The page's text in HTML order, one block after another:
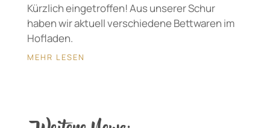
Kürzlich eingetroffen! Aus unserer Schur
haben wir aktuell verschiedene Bettwaren im
Hofladen.
MEHR LESEN